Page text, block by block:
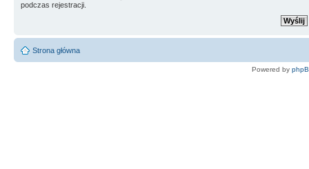
podczas rejestracji.
Strona główna
Powered by